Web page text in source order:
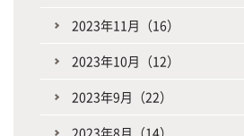
2023年11月（16）
2023年10月（12）
2023年9月（22）